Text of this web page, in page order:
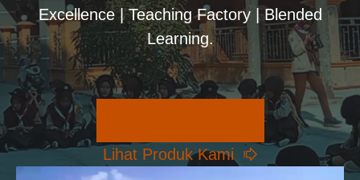
Excellence | Teaching Factory | Blended
Learning.
Lihat Produk Kami